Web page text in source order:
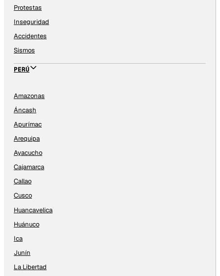
Protestas
Inseguridad
Accidentes
Sismos
PERÚ
Amazonas
Áncash
Apurímac
Arequipa
Ayacucho
Cajamarca
Callao
Cusco
Huancavelica
Huánuco
Ica
Junín
La Libertad